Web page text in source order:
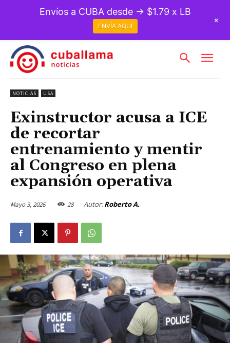
NOTICIAS USA
Exinstructor acusa a ICE
de recortar
entrenamiento y mentir
al Congreso en plena
expansión operativa
Mayo 3, 2026 28 Autor: Roberto A.
Envíos a CUBA desde → $1.79 x LB
ENVÍA AQUÍ
+